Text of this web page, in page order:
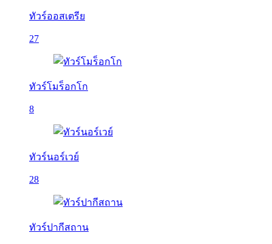
ทัวร์ออสเตรีย
27
ทัวร์โมร็อกโก
8
ทัวร์นอร์เวย์
28
ทัวร์ปากีสถาน